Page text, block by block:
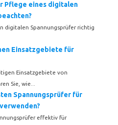
Pflege eines digitalen
digitalen Spannungsprüfer richtig
Einsatzgebiete für
Einsatzgebiete von
Sie, wie...
Spannungsprüfer für
effektiv für